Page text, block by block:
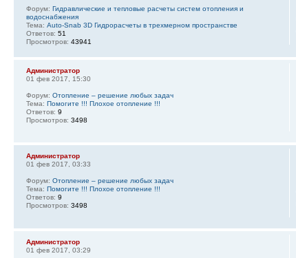
Форум: Гидравлические и тепловые расчеты систем отопления и
водоснабжения
Тема: Auto-Snab 3D Гидрорасчеты в трехмерном пространстве
Ответов: 51
Просмотров: 43941
Администратор
01 фев 2017, 15:30
Форум: Отопление – решение любых задач
Тема: Помогите !!! Плохое отопление !!!
Ответов: 9
Просмотров: 3498
Администратор
01 фев 2017, 03:33
Форум: Отопление – решение любых задач
Тема: Помогите !!! Плохое отопление !!!
Ответов: 9
Просмотров: 3498
Администратор
01 фев 2017, 03:29